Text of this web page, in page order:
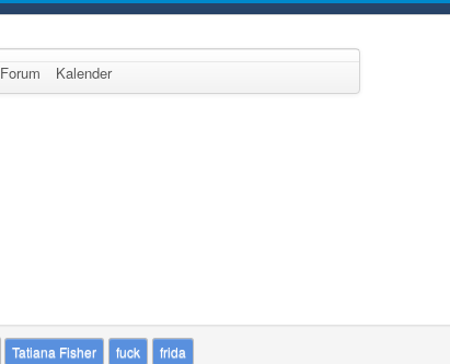
Forum Kalender
Tatiana Fisher fuck frida